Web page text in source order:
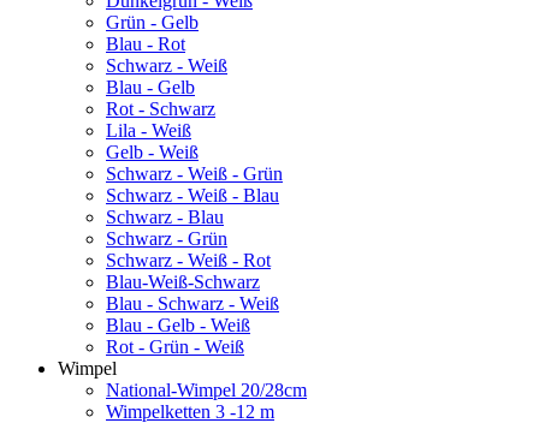
Grün - Gelb
Blau - Rot
Schwarz - Weiß
Blau - Gelb
Rot - Schwarz
Lila - Weiß
Gelb - Weiß
Schwarz - Weiß - Grün
Schwarz - Weiß - Blau
Schwarz - Blau
Schwarz - Grün
Schwarz - Weiß - Rot
Blau-Weiß-Schwarz
Blau - Schwarz - Weiß
Blau - Gelb - Weiß
Rot - Grün - Weiß
Wimpel
National-Wimpel 20/28cm
Wimpelketten 3 -12 m